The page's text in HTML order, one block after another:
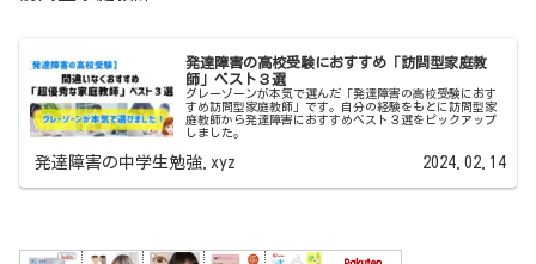
発達障害の高校受験におすすめ「訪問型家庭教
師」ベスト３選
グレーゾーンが本気で選んだ「発達障害の高校受験におす
すめ訪問型家庭教師」です。自分の経験をもとに訪問型家
庭教師から発達障害におすすめベスト３選をピックアップ
しました。
発達障害の中学生勉強.xyz 2024.02.14